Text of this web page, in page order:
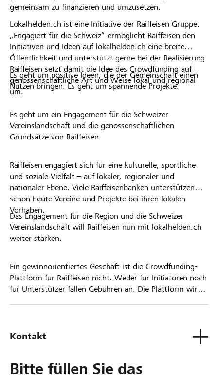
gemeinsam zu finanzieren und umzusetzen.
Lokalhelden.ch ist eine Initiative der Raiffeisen Gruppe.
„Engagiert für die Schweiz“ ermöglicht Raiffeisen den
Initiativen und Ideen auf lokalhelden.ch eine breite
Öffentlichkeit und unterstützt gerne bei der Realisierung.
Raiffeisen setzt damit die Idee des Crowdfunding auf
genossenschaftliche Art und Weise lokal und regional
um.
Es geht um positive Ideen, die der Gemeinschaft einen
Nutzen bringen. Es geht um spannende Projekte.
Es geht um ein Engagement für die Schweizer
Vereinslandschaft und die genossenschaftlichen
Grundsätze von Raiffeisen.
Raiffeisen engagiert sich für eine kulturelle, sportliche
und soziale Vielfalt – auf lokaler, regionaler und
nationaler Ebene. Viele Raiffeisenbanken unterstützen
schon heute Vereine und Projekte bei ihren lokalen
Vorhaben.
Das Engagement für die Region und die Schweizer
Vereinslandschaft will Raiffeisen nun mit lokalhelden.ch
weiter stärken.
Ein gewinnorientiertes Geschäft ist die Crowdfunding-
Plattform für Raiffeisen nicht. Weder für Initiatoren noch
für Unterstützer fallen Gebühren an. Die Plattform wird
Kontakt
Bitte füllen Sie das